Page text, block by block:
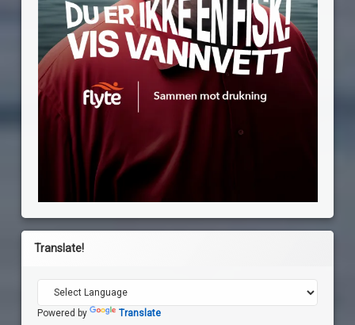
Translate!
Powered by Translate